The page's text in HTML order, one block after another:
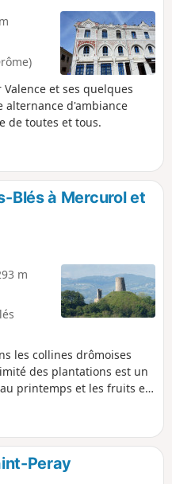
et ses quelques
alternance d'ambiance
de toutes et tous.
Blés à Mercurol et
m
les collines drômoises
des plantations est un
printemps et les fruits en
Peray